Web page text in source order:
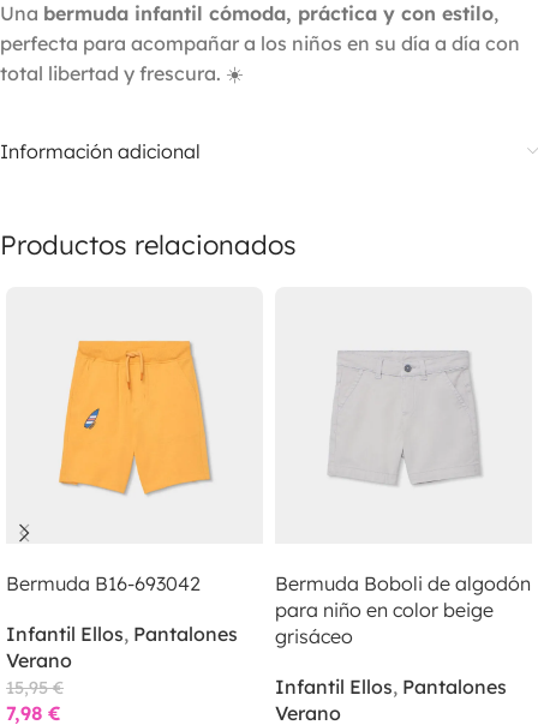
Una bermuda infantil cómoda, práctica y con estilo,
perfecta para acompañar a los niños en su día a día con
total libertad y frescura. ☀️
Información adicional
Productos relacionados
Bermuda B16-693042
Infantil Ellos, Pantalones
Verano
15,95€
7,98 €
Bermuda Boboli de algodón
para niño en color beige
grisáceo
Infantil Ellos, Pantalones
Verano